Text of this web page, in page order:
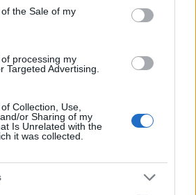
the Sale of my
processing my
Targeted Advertising.
Collection, Use,
or Sharing of my
Is Unrelated with the
it was collected.
az alkotmányába írta az
- Csernobil új köntösben